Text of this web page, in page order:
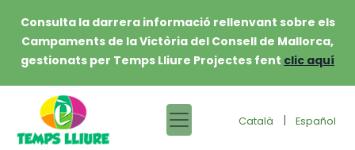
Consulta la darrera informació rellenvant sobre els
Campaments de la Victòria del Consell de Mallorca,
gestionats per Temps Lliure Projectes fent clic aquí
Català | Español